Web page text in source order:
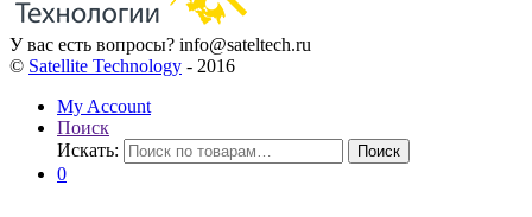
У вас есть вопросы? info@sateltech.ru
© Satellite Technology - 2016
My Account
Поиск
Искать:
Поиск
0